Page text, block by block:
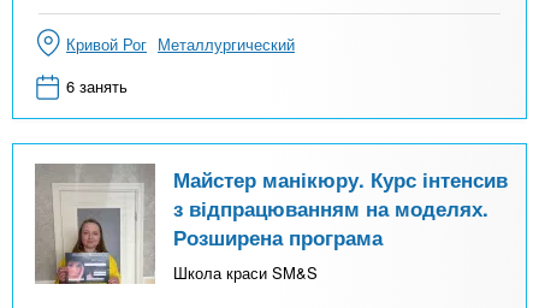
Кривой Рог Металлургический
6 занять
Майстер манікюру. Курс інтенсив
з відпрацюванням на моделях.
Розширена програма
Школа краси SM&S